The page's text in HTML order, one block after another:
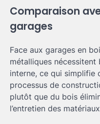
Comparaison
garages
Face aux garages en
métalliques
interne, ce qui simplifie
processus de
plutôt que du bois
l’entretien des